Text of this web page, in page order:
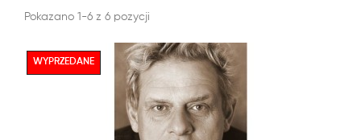
Pokazano 1-6 z 6 pozycji
WYPRZEDANE